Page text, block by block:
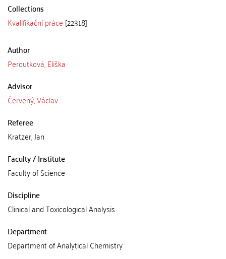
Collections
Kvalifikační práce [22318]
Author
Peroutková, Eliška
Advisor
Červený, Václav
Referee
Kratzer, Jan
Faculty / Institute
Faculty of Science
Discipline
Clinical and Toxicological Analysis
Department
Department of Analytical Chemistry